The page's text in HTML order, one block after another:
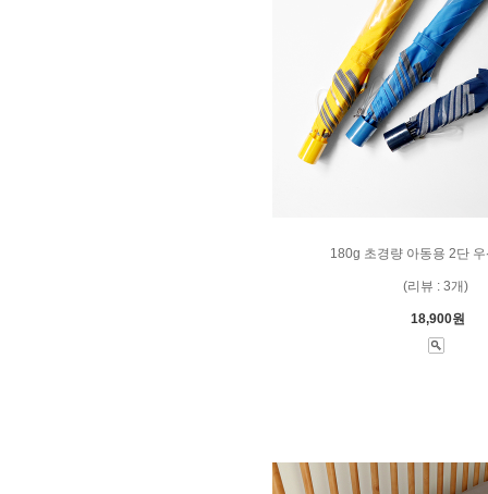
180g 초경량 아동용 2단
(리뷰 : 3개)
18,900원